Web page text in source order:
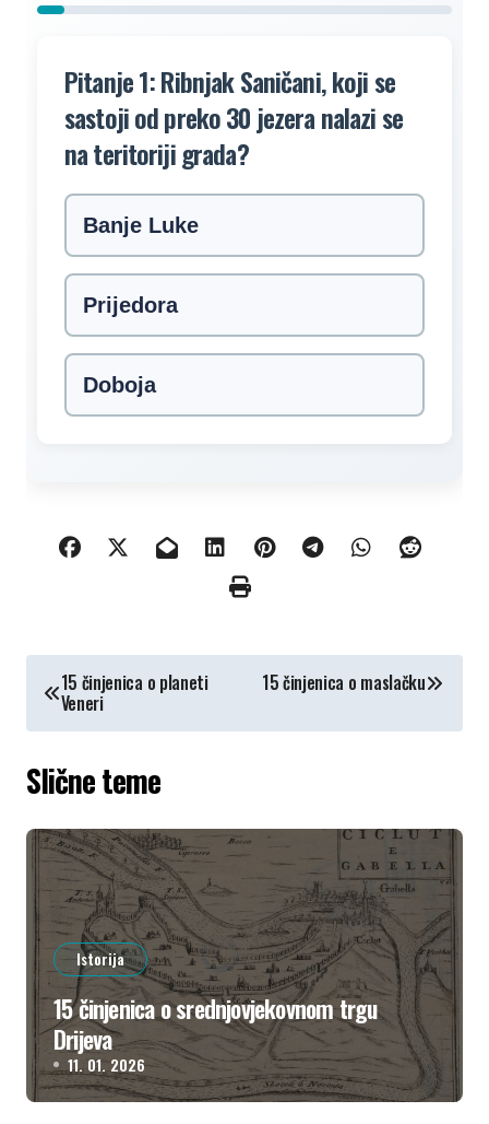
Pitanje 1: Ribnjak Saničani, koji se
sastoji od preko 30 jezera nalazi se
na teritoriji grada?
Banje Luke
Prijedora
Doboja
КРЕТАЊЕ
ЧЛАНКА
15 činjenica o planeti
Veneri
15 činjenica o maslačku
Slične teme
Istorija
15 činjenica o srednjovjekovnom trgu
Drijeva
11. 01. 2026